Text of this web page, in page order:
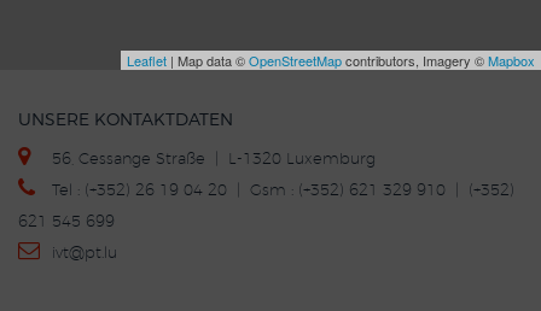
Leaflet | Map data ©OpenStreetMapcontributors, Imagery ©Mapbox
UNSERE KONTAKTDATEN
56, Cessange Straße | L-1320 Luxemburg
Tel : (+352) 26 19 04 20 | Gsm : (+352) 621 329 910 | (+352)
621 545 699
ivt@pt.lu